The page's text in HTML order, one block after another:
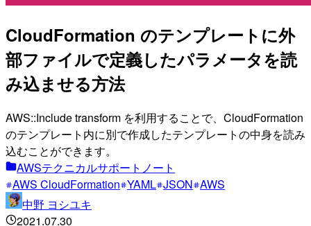
CloudFormation のテンプレートに外
部ファイルで定義したパラメータを読
み込ませる方法
AWS::Include transform を利用することで、CloudFormation
のテンプレート内に別で作成したテンプレートの中身を読み
込むことができます。
AWSテクニカルサポートノート
AWS CloudFormation YAML JSON AWS
中野 ヨシユキ
2021.07.30